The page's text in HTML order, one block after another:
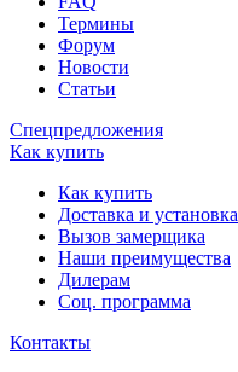
Термины
Форум
Новости
Статьи
Спецпредложения
Как купить
Как купить
Доставка и установка
Вызов замерщика
Наши преимущества
Дилерам
Соц. программа
Контакты